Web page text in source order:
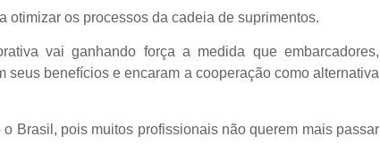
otimizar os processos da cadeia de suprimentos.
vai ganhando força a medida que embarcadores,
benefícios e encaram a cooperação como alternativa
Brasil, pois muitos profissionais não querem mais passar